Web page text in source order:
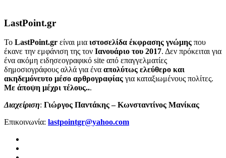
LastPoint.gr
To LastPoint.gr είναι μια ιστοσελίδα έκφρασης γνώμης που
έκανε την εμφάνιση της τον Ιανουάριο του 2017. Δεν πρόκειται για
ένα ακόμη ειδησεογραφικό site από επαγγελματίες
δημοσιογράφους αλλά για ένα απολύτως ελεύθερο και
ακηδεμόνευτο μέσο αρθρογραφίας για καταξιωμένους πολίτες.
Με άποψη μέχρι τέλους...
Διαχείριση: Γιώργος Παντάκης – Κωνσταντίνος Μανίκας
Επικοινωνία: lastpointgr@yahoo.com